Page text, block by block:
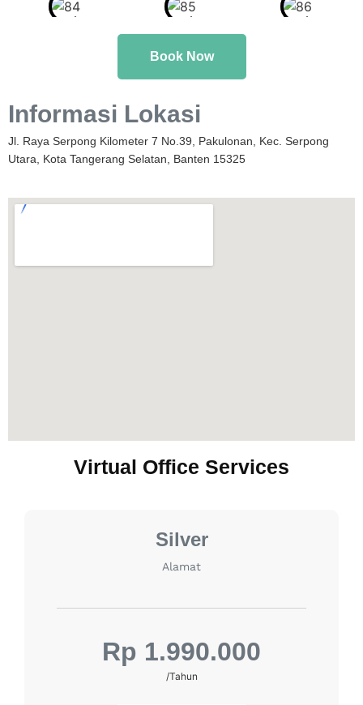
Book Now
Informasi Lokasi
Jl. Raya Serpong Kilometer 7 No.39, Pakulonan, Kec. Serpong
Utara, Kota Tangerang Selatan, Banten 15325
Virtual Office Services
Silver
Alamat
Rp 1.990.000
/Tahun